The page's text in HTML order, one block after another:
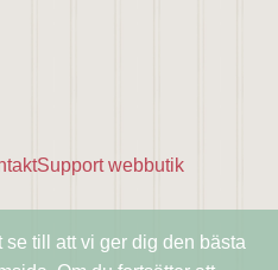
Support webbutik
till att vi ger dig den bästa